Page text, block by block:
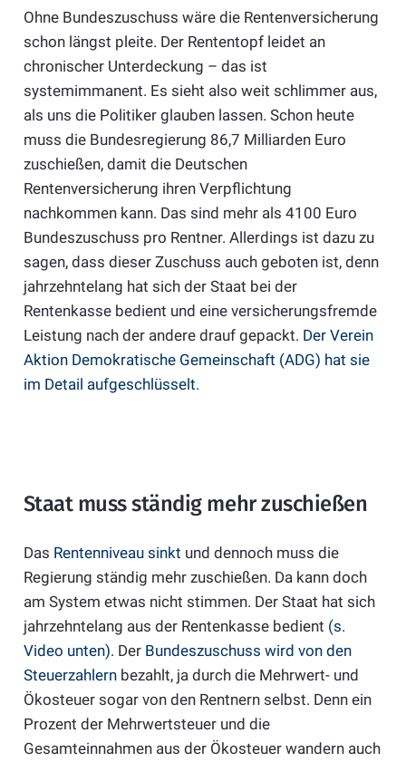
Ohne Bundeszuschuss wäre die Rentenversicherung
schon längst pleite. Der Rententopf leidet an
chronischer Unterdeckung – das ist
systemimmanent. Es sieht also weit schlimmer aus,
als uns die Politiker glauben lassen. Schon heute
muss die Bundesregierung 86,7 Milliarden Euro
zuschießen, damit die Deutschen
Rentenversicherung ihren Verpflichtung
nachkommen kann. Das sind mehr als 4100 Euro
Bundeszuschuss pro Rentner. Allerdings ist dazu zu
sagen, dass dieser Zuschuss auch geboten ist, denn
jahrzehntelang hat sich der Staat bei der
Rentenkasse bedient und eine versicherungsfremde
Leistung nach der andere drauf gepackt. Der Verein
Aktion Demokratische Gemeinschaft (ADG) hat sie
im Detail aufgeschlüsselt.
Staat muss ständig mehr zuschießen
Das Rentenniveau sinkt und dennoch muss die
Regierung ständig mehr zuschießen. Da kann doch
am System etwas nicht stimmen. Der Staat hat sich
jahrzehntelang aus der Rentenkasse bedient (s.
Video unten). Der Bundeszuschuss wird von den
Steuerzahlernbezahlt, ja durch die Mehrwert- und
Ökosteuer sogar von den Rentnern selbst. Denn ein
Prozent der Mehrwertsteuer und die
Gesamteinnahmen aus der Ökosteuer wandern auch